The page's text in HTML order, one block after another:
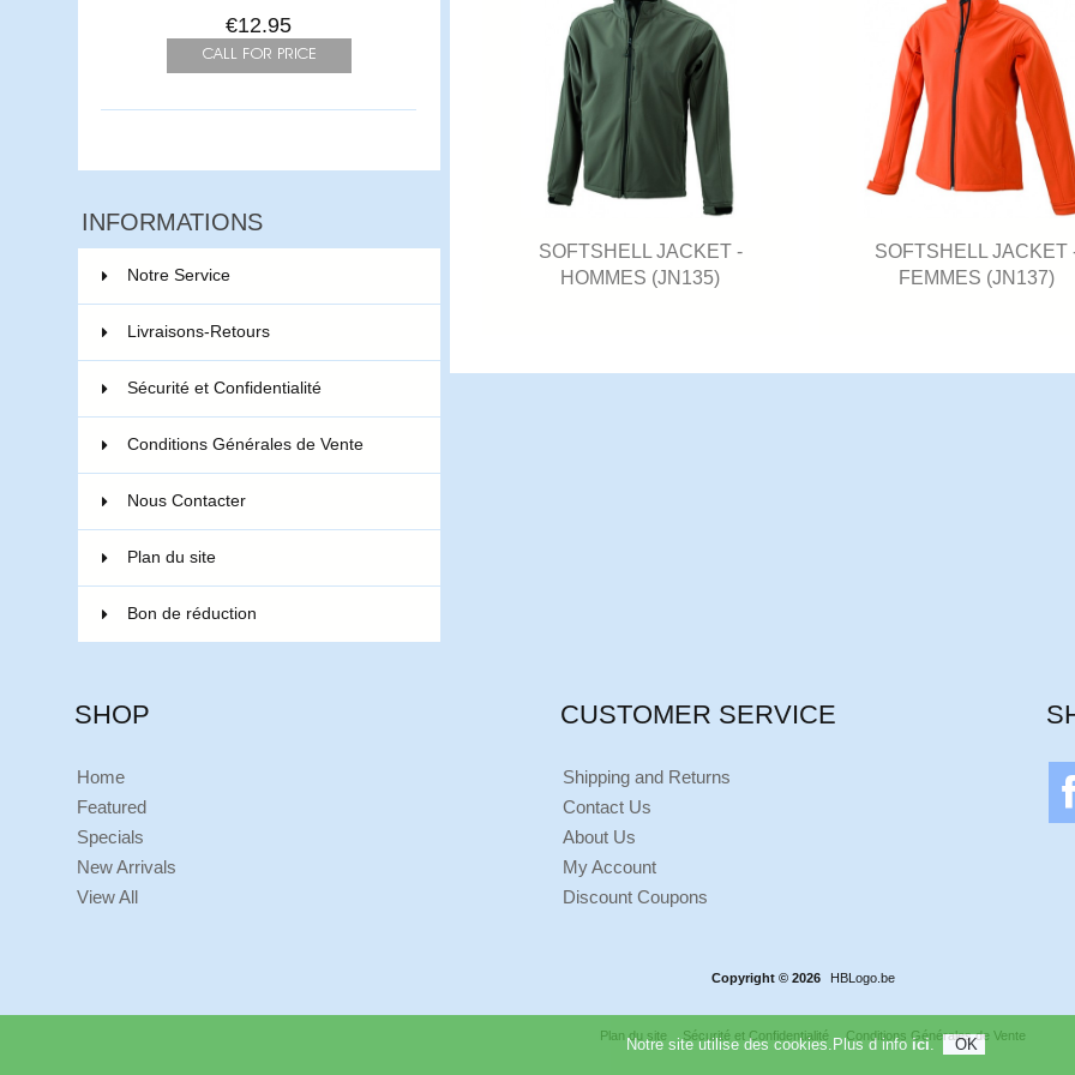
€12.95
INFORMATIONS
Notre Service
Livraisons-Retours
Sécurité et Confidentialité
Conditions Générales de Vente
Nous Contacter
Plan du site
Bon de réduction
SOFTSHELL JACKET -
HOMMES (JN135)
SOFTSHELL JACKET
FEMMES (JN137)
SHOP
Home
Featured
Specials
New Arrivals
View All
CUSTOMER SERVICE
Shipping and Returns
Contact Us
About Us
My Account
Discount Coupons
Copyright © 2026 HBLogo.be
Plan du site Sécurité et Confidentialité Conditions Générales de Vente
Notre site utilise des cookies.Plus d infoici.